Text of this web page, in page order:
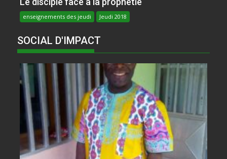
enseignements des jeudi Jeudi 2018
SOCIAL D'IMPACT